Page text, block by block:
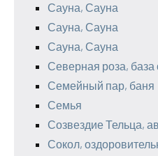
Сауна, Сауна
Сауна, Сауна
Сауна, Сауна
Северная роза, база
Семейный пар, баня
Семья
Созвездие Тельца,
Сокол,